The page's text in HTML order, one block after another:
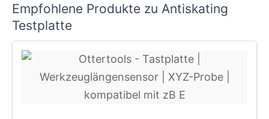
Empfohlene Produkte zu Antiskating
Testplatte